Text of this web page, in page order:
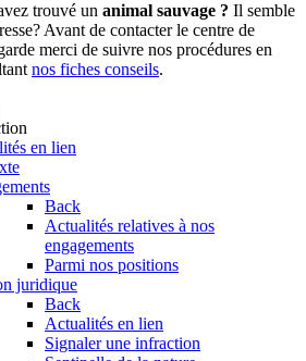
trouvé un animal sauvage ? Il semble
Avant de contacter le centre de
merci de suivre nos procédures en
nos fiches conseils.
en lien
Back
Actualités relatives à nos
engagements
Parmi nos positions
juridique
Back
Actualités en lien
Signaler une infraction